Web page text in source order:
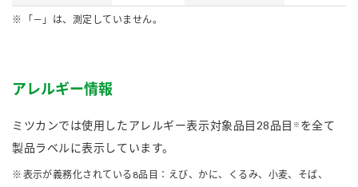
「－」は、測定していません。
アレルギー情報
ミツカンでは使用したアレルギー表示対象品目28品目 ※ を全て
製品ラベルに表示しています。
表示が義務化されている8品目：えび、かに、くるみ、小麦、そば、